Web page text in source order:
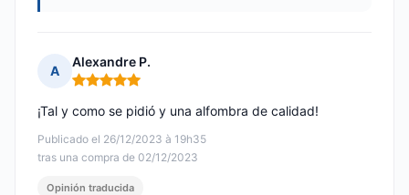
A
Alexandre P.
Nota: 5 de 5
Publicado el 26/12/2023 à 19h35
tras una compra de 02/12/2023
¡Tal y como se pidió y una alfombra de calidad!
Opinión traducida